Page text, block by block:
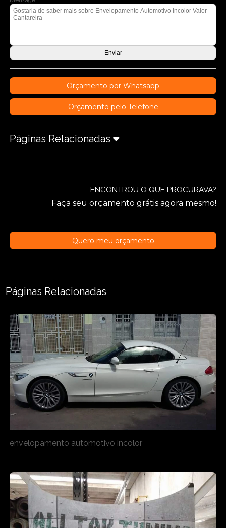
Orçamento por Whatsapp
Orçamento pelo Telefone
Páginas Relacionadas
ENCONTROU O QUE PROCURAVA?
Faça seu orçamento grátis agora mesmo!
Quero meu orçamento
Páginas Relacionadas
envelopamento automotivo incolor